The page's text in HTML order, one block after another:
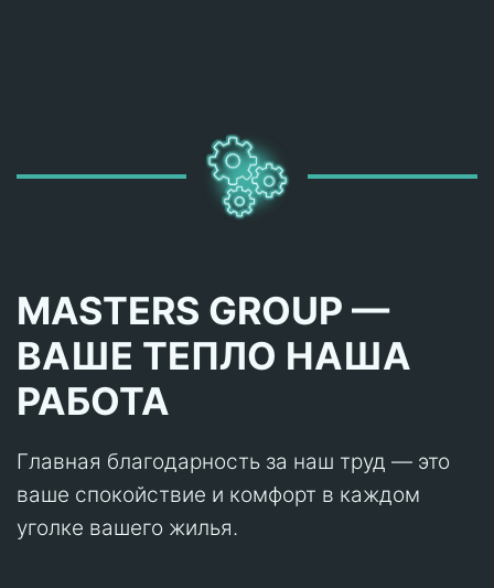
MASTERS GROUP —
ВАШЕ ТЕПЛО НАША
РАБОТА
Главная благодарность за наш труд — это
ваше спокойствие и комфорт в каждом
уголке вашего жилья.